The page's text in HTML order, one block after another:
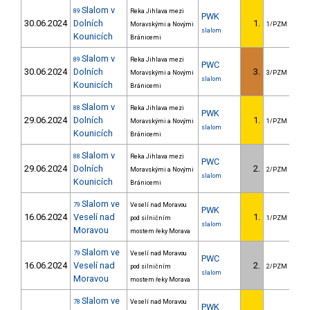
30.06.2024
89 Slalom v
Dolních
Kounicích
Reka Jihlava mezi
Moravskými a Novými
Bránicemi
PWK
slalom
1. 1/PZM
30.06.2024
89 Slalom v
Dolních
Kounicích
Reka Jihlava mezi
Moravskými a Novými
Bránicemi
PWC
slalom
3. 3/PZM
29.06.2024
88 Slalom v
Dolních
Kounicích
Reka Jihlava mezi
Moravskými a Novými
Bránicemi
PWK
slalom
1. 1/PZM
29.06.2024
88 Slalom v
Dolních
Kounicích
Reka Jihlava mezi
Moravskými a Novými
Bránicemi
PWC
slalom
2. 2/PZM
16.06.2024
79 Slalom ve
Veselí nad
Moravou
Veselí nad Moravou
pod silničním
mostem řeky Morava
PWK
slalom
1. 1/PZM
16.06.2024
79 Slalom ve
Veselí nad
Moravou
Veselí nad Moravou
pod silničním
mostem řeky Morava
PWC
slalom
2. 2/PZM
78 Slalom ve
Veselí nad Moravou PWK